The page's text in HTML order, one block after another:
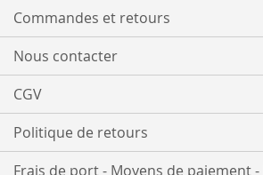
Commandes et retours
Nous contacter
CGV
Politique de retours
Frais de port - Moyens de paiement